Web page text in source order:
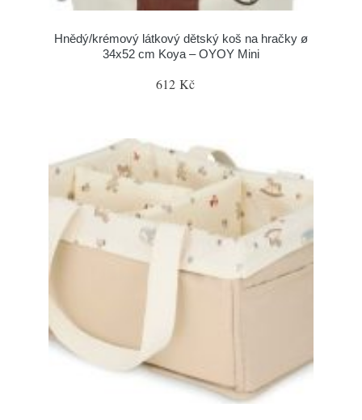
Hnědý/krémový látkový dětský koš na hračky ø
34x52 cm Koya – OYOY Mini
612 Kč